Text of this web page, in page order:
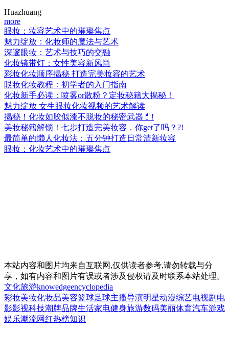
Huazhuang
more
眼妆：妆容艺术中的璀璨焦点
魅力绽放：化妆师的魔法与艺术
深邃眼妆：艺术与技巧的交融
化妆镜带灯：女性美容新风尚
彩妆化妆顺序揭秘 打造完美妆容的艺术
眼妆化妆教程：初学者的入门指南
化妆新手必读：喷雾or散粉？定妆秘籍大揭秘！
魅力绽放 女生眼妆化妆视频的艺术解读
揭秘！化妆如胶似漆不脱妆的秘密武器💄!
美妆秘籍解锁！七步打造完美妆容，你get了吗？?!
最简单的懒人化妆法：五分钟打造日常清新妆容
眼妆：化妆艺术中的璀璨焦点
本站内容和图片均来自互联网,仅供读者参考,请勿转载与分
享，如有内容和图片有误或者涉及侵权请及时联系本站处理。
文化旅游knowedgeencyclopedia
彩妆美妆化妆品美容篮球足球主播导演明星动漫综艺电视剧 电
影影视科技潮牌品牌生活家电健身旅游数码美丽体育汽车游戏
娱乐潮流网红热榜知识